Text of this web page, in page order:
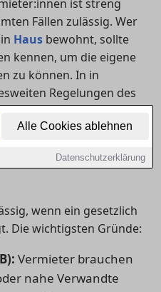
Alle Cookies ablehnen
Datenschutzerklärung
ist streng
Fällen zulässig. Wer
Haus bewohnt, sollte
kennen, um die eigene
zu können. In in
Regelungen des
an Grund, Frist und
darf der Vermieter
wenn ein gesetzlich
Die wichtigsten Gründe:
Vermieter brauchen
nahe Verwandte